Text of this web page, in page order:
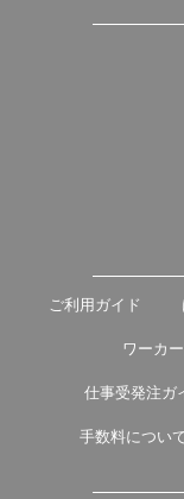
ご利用ガイド
ワーカ
仕事受発注ガ
手数料につい